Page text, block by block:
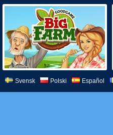
Svensk Polski Español